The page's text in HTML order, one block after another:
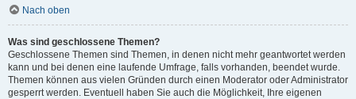
Nach oben
Was sind geschlossene Themen?
Geschlossene Themen sind Themen, in denen nicht mehr geantwortet werden
kann und bei denen eine laufende Umfrage, falls vorhanden, beendet wurde.
Themen können aus vielen Gründen durch einen Moderator oder Administrator
gesperrt werden. Eventuell haben Sie auch die Möglichkeit, Ihre eigenen